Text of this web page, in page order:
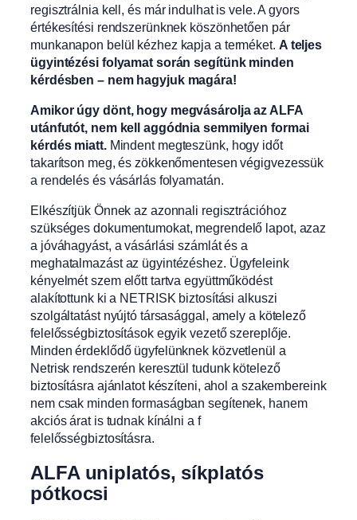
regisztrálnia kell, és már indulhat is vele. A gyors
értékesítési rendszerünknek köszönhetően pár
munkanapon belül kézhez kapja a terméket. A teljes
ügyintézési folyamat során segítünk minden
kérdésben – nem hagyjuk magára!
Amikor úgy dönt, hogy megvásárolja az ALFA
utánfutót, nem kell aggódnia semmilyen formai
kérdés miatt. Mindent megteszünk, hogy időt
takarítson meg, és zökkenőmentesen végigvezessük
a rendelés és vásárlás folyamatán.
Elkészítjük Önnek az azonnali regisztrációhoz
szükséges dokumentumokat, megrendelő lapot, azaz
a jóváhagyást, a vásárlási számlát és a
meghatalmazást az ügyintézéshez. Ügyfeleink
kényelmét szem előtt tartva együttműködést
alakítottunk ki a NETRISK biztosítási alkuszi
szolgáltatást nyújtó társasággal, amely a kötelező
felelősségbiztosítások egyik vezető szereplője.
Minden érdeklődő ügyfelünknek közvetlenül a
Netrisk rendszerén keresztül tudunk kötelező
biztosításra ajánlatot készíteni, ahol a szakembereink
nem csak minden formaságban segítenek, hanem
akciós árat is tudnak kínálni a f
felelősségbiztosításra.
ALFA uniplatós, síkplatós
pótkocsi